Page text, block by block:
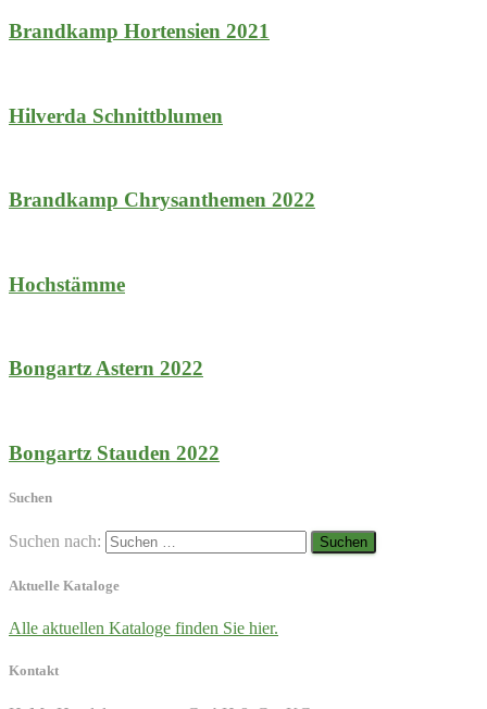
Brandkamp Hortensien 2021
Hilverda Schnittblumen
Brandkamp Chrysanthemen 2022
Hochstämme
Bongartz Astern 2022
Bongartz Stauden 2022
Suchen
Suchen nach:
Aktuelle Kataloge
Alle aktuellen Kataloge finden Sie hier.
Kontakt